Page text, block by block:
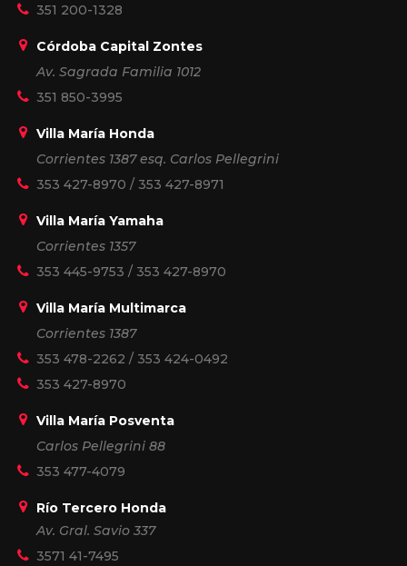
351 200-1328
Córdoba Capital Zontes
Av. Sagrada Familia 1012
351 850-3995
Villa María Honda
Corrientes 1387 esq. Carlos Pellegrini
353 427-8970 / 353 427-8971
Villa María Yamaha
Corrientes 1357
353 445-9753 / 353 427-8970
Villa María Multimarca
Corrientes 1387
353 478-2262 / 353 424-0492
353 427-8970
Villa María Posventa
Carlos Pellegrini 88
353 477-4079
Río Tercero Honda
Av. Gral. Savio 337
3571 41-7495